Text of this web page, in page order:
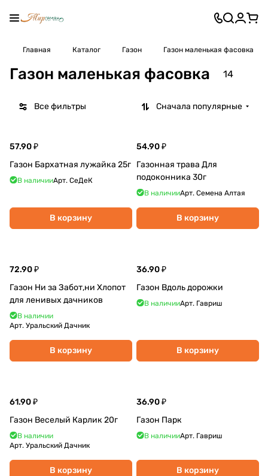
Главная Каталог Газон Газон маленькая фасовка
Газон маленькая фасовка 14
Все фильтры Сначала популярные
57.90 ₽
Газон Бархатная лужайка 25г
В наличииАрт. СеДеК
В корзину
54.90 ₽
Газонная трава Для
подоконника 30г
В наличииАрт. Семена Алтая
В корзину
72.90 ₽
Газон Ни за Забот,ни Хлопот
для ленивых дачников
В наличии
Арт. Уральский Дачник
В корзину
36.90 ₽
Газон Вдоль дорожки
В наличииАрт. Гавриш
В корзину
61.90 ₽
Газон Веселый Карлик 20г
В наличии
Арт. Уральский Дачник
В корзину
36.90 ₽
Газон Парк
В наличииАрт. Гавриш
В корзину